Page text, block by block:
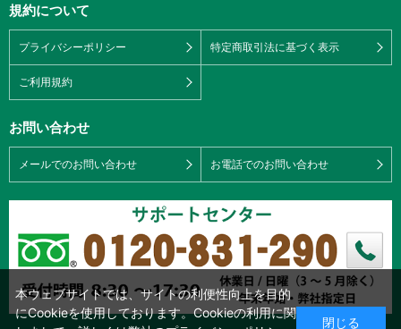
規約について
プライバシーポリシー 特定商取引法に基づく表示
ご利用規約
お問い合わせ
メールでのお問い合わせ お電話でのお問い合わせ
本ウェブサイトでは、サイトの利便性向上を目的
にCookieを使用しております。Cookieの利用に関
閉じる